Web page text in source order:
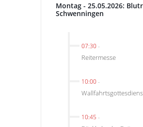
Montag - 25.05.2026:
Schwenningen
07:30-
Reitermesse
10:00-
10:45 -